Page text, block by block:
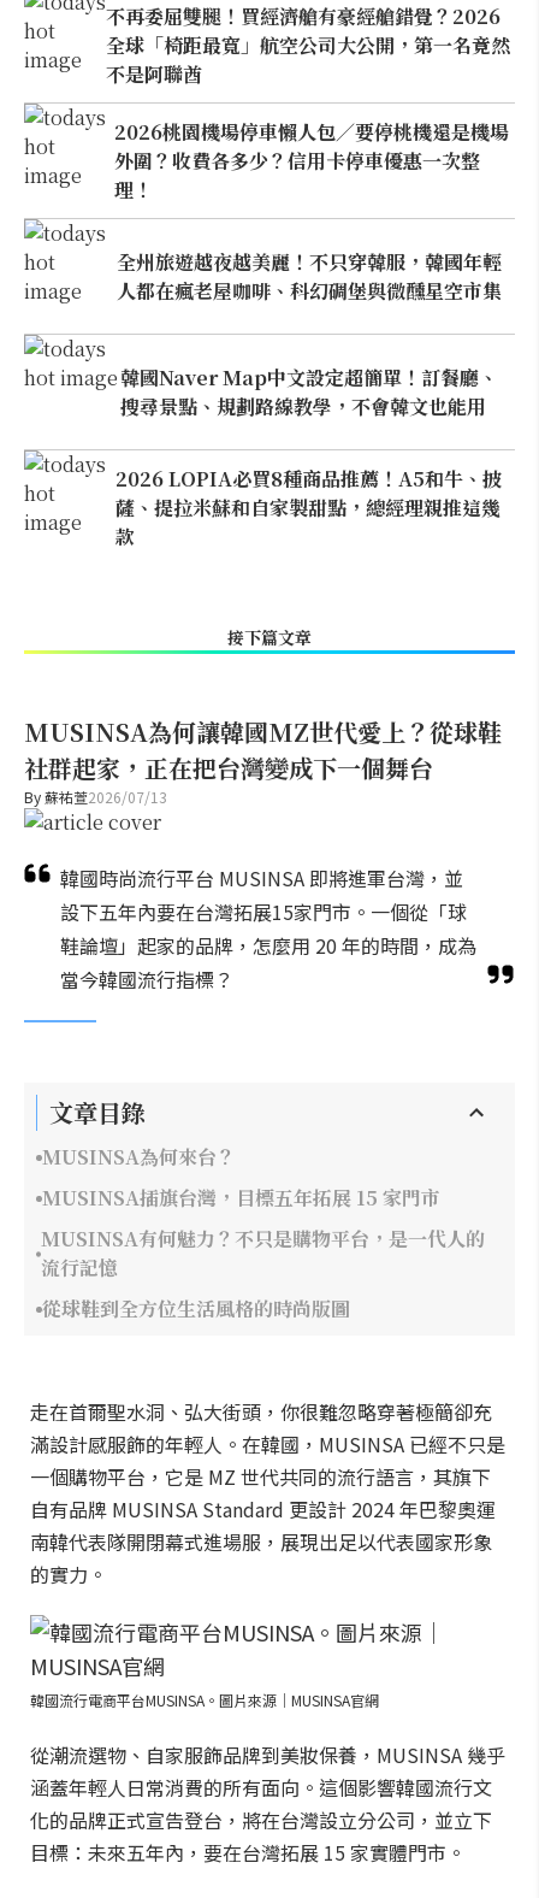
不再委屈雙腿！買經濟艙有豪經艙錯覺？2026
全球「椅距最寬」航空公司大公開，第一名竟然
不是阿聯酋
2026桃園機場停車懶人包／要停桃機還是機場
外圍？收費各多少？信用卡停車優惠一次整
理！
全州旅遊越夜越美麗！不只穿韓服，韓國年輕
人都在瘋老屋咖啡、科幻碉堡與微醺星空市集
韓國Naver Map中文設定超簡單！訂餐廳、
搜尋景點、規劃路線教學，不會韓文也能用
2026 LOPIA必買8種商品推薦！A5和牛、披
薩、提拉米蘇和自家製甜點，總經理親推這幾
款
接下篇文章
MUSINSA為何讓韓國MZ世代愛上？從球鞋
社群起家，正在把台灣變成下一個舞台
By蘇祐萱2026/07/13
韓國時尚流行平台 MUSINSA 即將進軍台灣，並
設下五年內要在台灣拓展15家門市。一個從「球
鞋論壇」起家的品牌，怎麼用 20 年的時間，成為
當今韓國流行指標？
文章目錄
MUSINSA為何來台？
MUSINSA插旗台灣，目標五年拓展 15 家門市
MUSINSA有何魅力？不只是購物平台，是一代人的
流行記憶
從球鞋到全方位生活風格的時尚版圖
走在首爾聖水洞、弘大街頭，你很難忽略穿著極簡卻充
滿設計感服飾的年輕人。在韓國，MUSINSA 已經不只是
一個購物平台，它是 MZ 世代共同的流行語言，其旗下
自有品牌 MUSINSA Standard 更設計 2024 年巴黎奧運
南韓代表隊開閉幕式進場服，展現出足以代表國家形象
的實力。
韓國流行電商平台MUSINSA。圖片來源｜MUSINSA官網
從潮流選物、自家服飾品牌到美妝保養，MUSINSA 幾乎
涵蓋年輕人日常消費的所有面向。這個影響韓國流行文
化的品牌正式宣告登台，將在台灣設立分公司，並立下
目標：未來五年內，要在台灣拓展 15 家實體門市。